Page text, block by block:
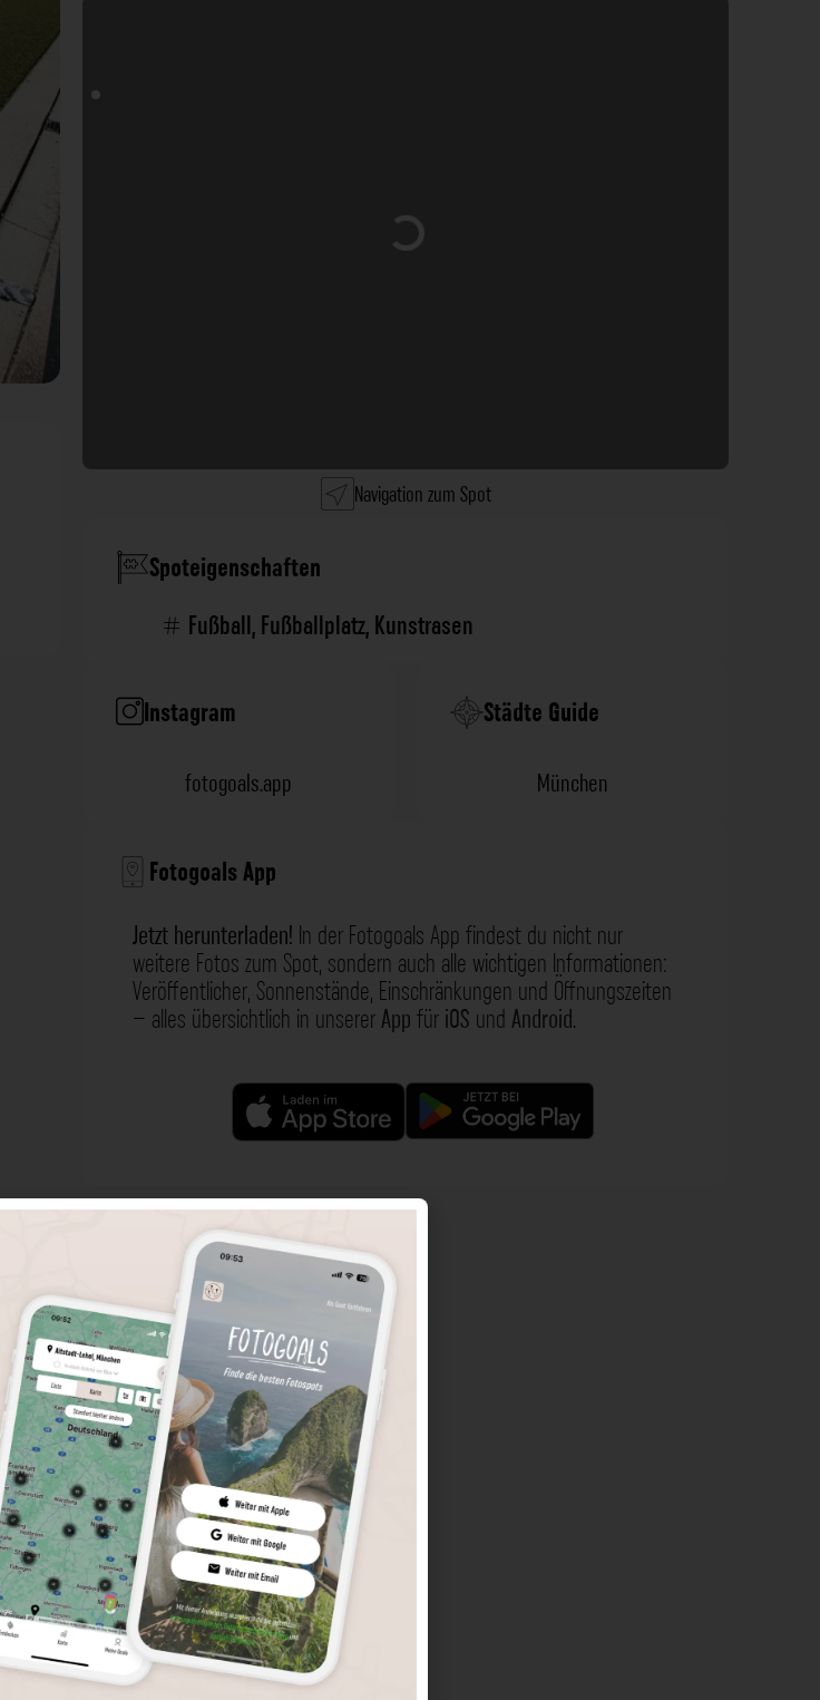
Wird geladen …
Navigation zum Spot
Spoteigenschaften
Fußball,Fußballplatz,Kunstrasen
Instagram
fotogoals.app
Städte Guide
München
Fotogoals App
Jetzt herunterladen! In der Fotogoals App findest du nicht nur
weitere Fotos zum Spot, sondern auch alle wichtigen Informationen:
Veröffentlicher, Sonnenstände, Einschränkungen und Öffnungszeiten
– alles übersichtlich in unsererAppfüriOS undAndroid.